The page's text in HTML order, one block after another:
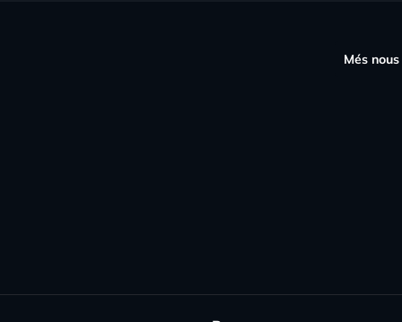
Més nous